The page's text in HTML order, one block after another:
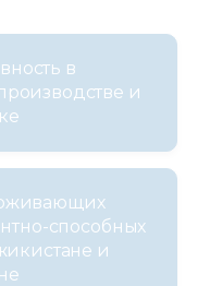
в
и
способных
и